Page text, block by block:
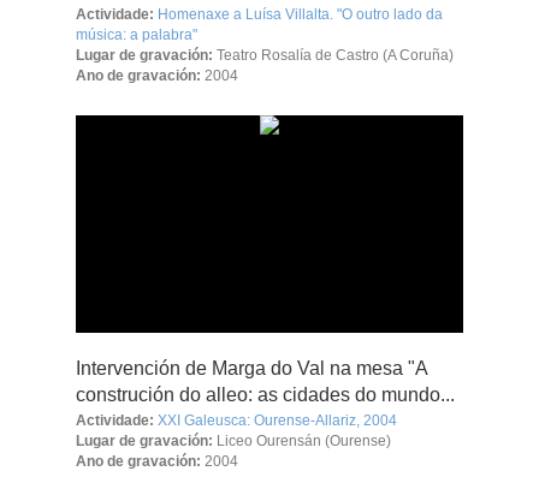
Actividade: Homenaxe a Luísa Villalta. "O outro lado da
música: a palabra"
Lugar de gravación: Teatro Rosalía de Castro (A Coruña)
Ano de gravación: 2004
Intervención de Marga do Val na mesa "A
construción do alleo: as cidades do mundo...
Actividade: XXI Galeusca: Ourense-Allariz, 2004
Lugar de gravación: Liceo Ourensán (Ourense)
Ano de gravación: 2004